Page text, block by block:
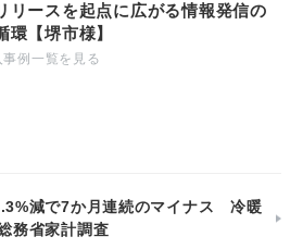
リースを起点に広がる情報発信の
環【堺市様】
事例一覧を見る
減で7か月連続のマイナス 冷暖
務省家計調査